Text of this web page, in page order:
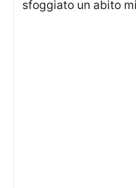
sfoggiato un abito